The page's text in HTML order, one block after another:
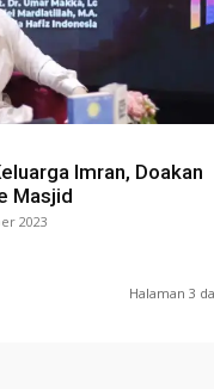
Imran, Doakan
Masjid
2023
Halaman 3